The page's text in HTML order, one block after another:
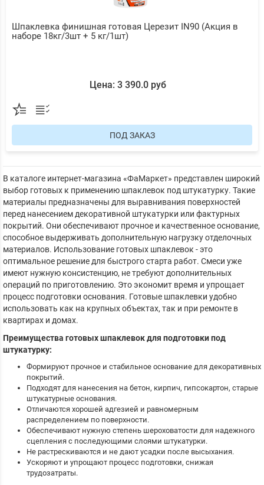
Шпаклевка финишная готовая Церезит IN90 (Акция в
наборе 18кг/3шт + 5 кг/1шт)
Цена: 3 390.0 руб
ПОД ЗАКАЗ
В каталоге интернет-магазина «ФаМаркет» представлен широкий
выбор готовых к применению шпаклевок под штукатурку. Такие
материалы предназначены для выравнивания поверхностей
перед нанесением декоративной штукатурки или фактурных
покрытий. Они обеспечивают прочное и качественное основание,
способное выдерживать дополнительную нагрузку отделочных
материалов. Использование готовых шпаклевок - это
оптимальное решение для быстрого старта работ. Смеси уже
имеют нужную консистенцию, не требуют дополнительных
операций по приготовлению. Это экономит время и упрощает
процесс подготовки основания. Готовые шпаклевки удобно
использовать как на крупных объектах, так и при ремонте в
квартирах и домах.
Преимущества готовых шпаклевок для подготовки под
штукатурку:
Формируют прочное и стабильное основание для декоративных
покрытий.
Подходят для нанесения на бетон, кирпич, гипсокартон, старые
штукатурные основания.
Отличаются хорошей адгезией и равномерным
распределением по поверхности.
Обеспечивают нужную степень шероховатости для надежного
сцепления с последующими слоями штукатурки.
Не растрескиваются и не дают усадки после высыхания.
Ускоряют и упрощают процесс подготовки, снижая
трудозатраты.